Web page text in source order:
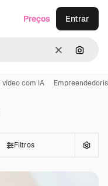
Limpar
Preços Entrar
vídeo com IA
Filtros